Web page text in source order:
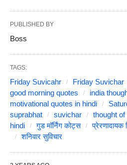
PUBLISHED BY
Boss
TAGS:
Friday Suvicahr Friday Suvichar
good morning quotes
india
motivational quotes in hindi
suprabhat
suvichar thought
hindi
गुड मॉर्निंग कोट्स प्रेरणादायक
शनिवार सुविचार